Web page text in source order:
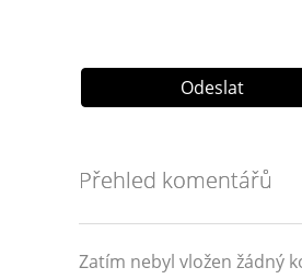
Přehled komentářů
Zatím nebyl vložen žádný